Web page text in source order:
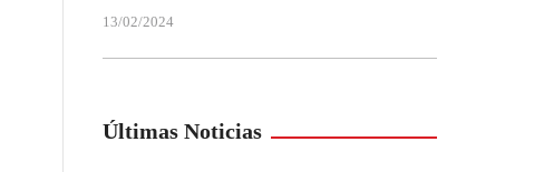
13/02/2024
Últimas Noticias